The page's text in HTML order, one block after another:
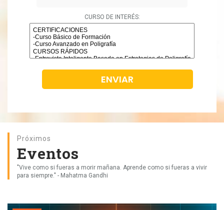
CURSO DE INTERÉS:
Próximos
Eventos
"Vive como si fueras a morir mañana. Aprende como si fueras a vivir
para siempre." - Mahatma Gandhi